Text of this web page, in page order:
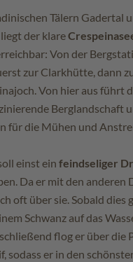
Tälern Gadertal
der klare
Von der
zur Clarkhütte, dann
Von hier aus führt
Berglandschaft
für die Mühen und
einst ein feindseliger
Da er mit den anderen
oft über sie. Sobald dies
Schwanz auf das
flog er über die
sodass er in den